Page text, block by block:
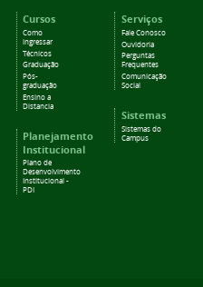
Cursos
Como
ingressar
Técnicos
Graduação
Pós-
graduação
Ensino a
Distancia
Planejamento
Institucional
Plano de
Desenvolvimento
Institucional -
PDI
Serviços
Fale Conosco
Ouvidoria
Perguntas
Frequentes
Comunicação
Social
Sistemas
Sistemas do
Campus